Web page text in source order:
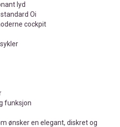
lyd
Oi
cockpit
funksjon
ønsker en elegant, diskret og